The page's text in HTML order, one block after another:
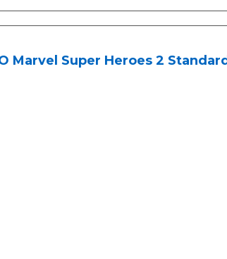
Marvel Super Heroes 2